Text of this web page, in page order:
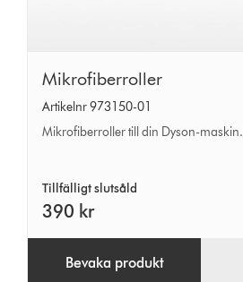
Mikrofiberroller
Mikrofiberroller
Artikelnr 973150-01
Mikrofiberroller till din Dyson-maskin.
Tillfälligt slutsåld
390 kr
Bevaka produkt